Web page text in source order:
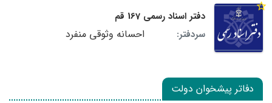
دفتر اسناد رسمی 167 قم
سردفتر:
احسانه وثوقی منفرد
دفاتر پیشخوان دولت